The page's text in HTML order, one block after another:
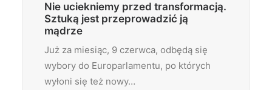
Nie uciekniemy przed transformacją.
Sztuką jest przeprowadzić ją
mądrze
Już za miesiąc, 9 czerwca, odbędą się
wybory do Europarlamentu, po których
wyłoni się też nowy…